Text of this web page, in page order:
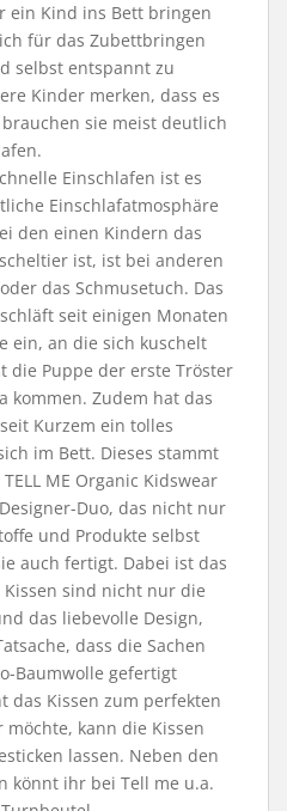
ein Kind ins Bett bringen
für das Zubettbringen
selbst entspannt zu
Kinder merken, dass es
sie meist deutlich
Einschlafen ist es
Einschlafatmosphäre
den einen Kindern das
ist, ist bei anderen
das Schmusetuch. Das
seit einigen Monaten
ein, an die sich kuschelt
die Puppe der erste Tröster
kommen. Zudem hat das
Kurzem ein tolles
im Bett. Dieses stammt
ME Organic Kidswear
Duo, das nicht nur
und Produkte selbst
auch fertigt. Dabei ist das
Kissen sind nicht nur die
das liebevolle Design,
dass die Sachen
Baumwolle gefertigt
das Kissen zum perfekten
möchte, kann die Kissen
lassen. Neben den
könnt ihr bei Tell me u.a.